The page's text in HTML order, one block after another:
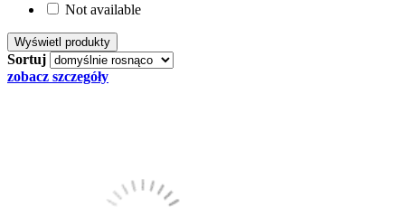
Not available
Sortuj
zobacz szczegóły